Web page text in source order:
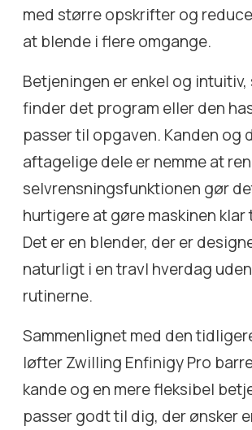
med større opskrifter og
at blende i flere omgange.
Betjeningen er enkel og
finder det program eller den
passer til opgaven. Kanden og
aftagelige dele er nemme at
selvrensningsfunktionen gør
hurtigere at gøre maskinen
Det er en blender, der er
naturligt i en travl hverdag
rutinerne.
Sammenlignet med den
løfter Zwilling Enfinigy Pro
kande og en mere fleksibel
passer godt til dig, der ønsker